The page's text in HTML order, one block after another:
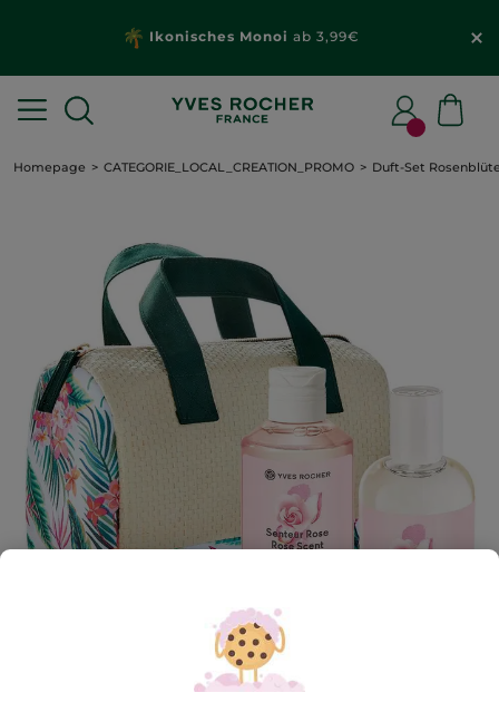
Ikonisches Monoi ab 3,99€
Homepage CATEGORIE_LOCAL_CREATION_PROMO Duft-Set